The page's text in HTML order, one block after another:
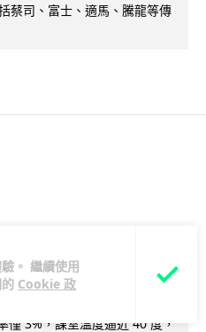
。 繼續使用
Cookie 政
蔡司、富士、適馬、騰龍等傳
耐 德國空調普及
的最大原因
僅 3%，課室溫度逼近 40 度，